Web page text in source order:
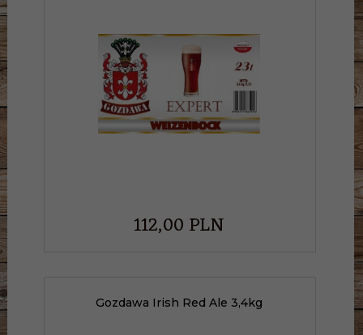
112,00PLN
Gozdawa Irish Red Ale 3,4kg